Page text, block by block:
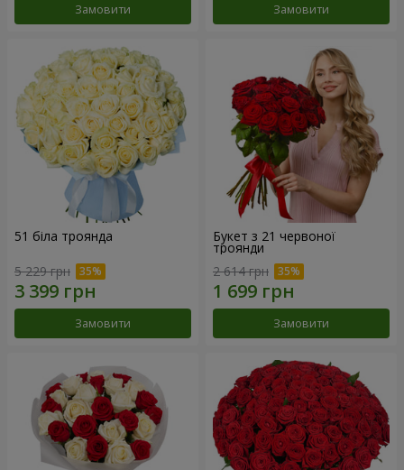
Замовити Замовити
51 біла троянда
5 229 грн
Замовити
Букет з 21 червоної
троянди
2 614 грн
Замовити